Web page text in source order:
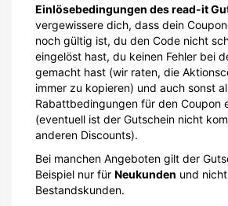
Einlösebedingungen des read-it
vergewissere dich, dass dein
noch gültig ist, du den Code nicht
eingelöst hast, du keinen Fehler bei
gemacht hast (wir raten, die
immer zu kopieren) und auch sonst
Rabattbedingungen für den Coupon
(eventuell ist der Gutschein nicht
anderen Discounts).
Bei manchen Angeboten gilt der
Beispiel nur für Neukunden und
Bestandskunden.